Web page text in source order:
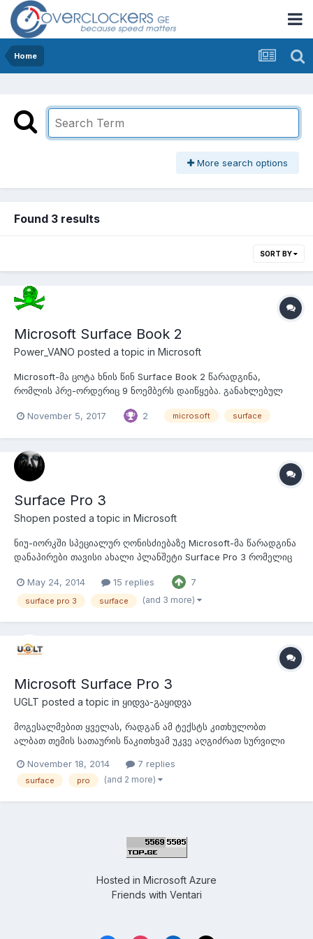
Home
More search options
Found 3 results
SORT BY
Microsoft Surface Book 2
Power_VANO posted a topic in Microsoft
Microsoft-მა ცოტა ხნის წინ Surface Book 2 წარადგინა,
რომლის პრე-ორდერიც 9 ნოემბერს დაიწყება. განახლებულ
როგორც პირველი Surface Book-ის პატრონს, მეორეზე
November 5, 2017 2 microsoft surface
Surface Pro 3
Shopen posted a topic in Microsoft
ნიუ-იორკში სპეციალურ ღონისძიებაზე Microsoft-მა წარადგინა
დანაპირები თავისი ახალი პლანშეტი Surface Pro 3 რომელიც
სრულიად ჩაანაცვლოს ნოუთბუქები. SP3-ის კორპუსის სისქე
შეადგენს 9.1მმ(10.3მმ-ს შეადგენს წინა ვერსიის კორპუსის
May 24, 2014 15 replies 7
surface pro 3 surface (and 3 more)
Microsoft Surface Pro 3
UGLT posted a topic in ყიდვა-გაყიდვა
მოგესალმებით ყველას, რადგან ამ ტექსტს კითხულობთ
ალბათ თემის სათაურის წაკითხვამ უკვე აღგიძრათ სურვილი
ამაზონიდან (Microsoft Surface Pro 3 (256 GB, Intel Core i7)),
თუმცა ბედის ირონია არ იარსებებდა ის რომ არ მომხდარიყო
November 18, 2014 7 replies
surface pro (and 2 more)
Hosted in Microsoft Azure
Friends with Ventari